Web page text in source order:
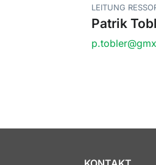
LEITUNG
Patrik